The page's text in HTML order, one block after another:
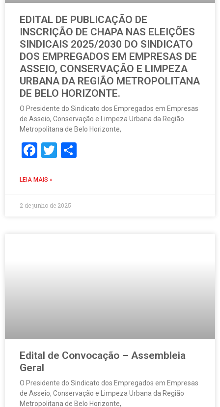
EDITAL DE PUBLICAÇÃO DE
INSCRIÇÃO DE CHAPA NAS ELEIÇÕES
SINDICAIS 2025/2030 DO SINDICATO
DOS EMPREGADOS EM EMPRESAS DE
ASSEIO, CONSERVAÇÃO E LIMPEZA
URBANA DA REGIÃO METROPOLITANA
DE BELO HORIZONTE.
O Presidente do Sindicato dos Empregados em Empresas
de Asseio, Conservação e Limpeza Urbana da Região
Metropolitana de Belo Horizonte,
Facebook
Twitter
LEIA MAIS »
2 de junho de 2025
Edital de Convocação – Assembleia
Geral
O Presidente do Sindicato dos Empregados em Empresas
de Asseio, Conservação e Limpeza Urbana da Região
Metropolitana de Belo Horizonte,